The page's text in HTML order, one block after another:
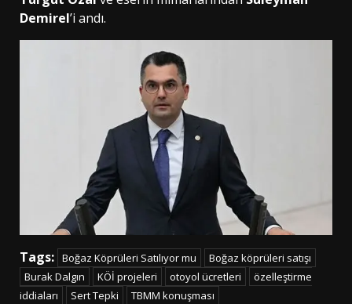
Demirel’i andı.
Tags: Boğaz Köprüleri Satılıyor mu
Boğaz köprüleri satışı
Burak Dalgın
KÖİ projeleri otoyol ücretleri
özelleştirme
iddiaları
Sert Tepki TBMM konuşması